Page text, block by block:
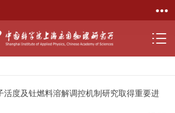
活度及钍燃料溶解调控机制研究取得重要进